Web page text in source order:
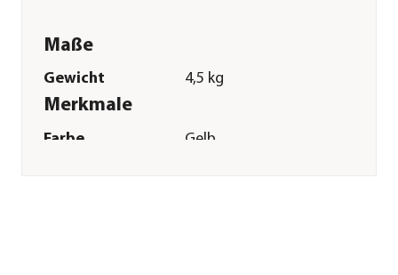
Maße
Gewicht 4,5 kg
Merkmale
Farbe Gelb